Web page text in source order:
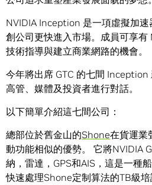
NVIDIA Inception 是一項虛擬加
創公司更快進入市場。成員可享有
技術指導與建立商業網路的機會。
今年將出席 GTC 的七間
高管、媒體及投資者進行對話。
以下簡單介紹這七間公司：
總部位於舊金山的Shone在貨運業
動功能相似的優勢。 它將NVIDIA
納，雷達，GPS和AIS，這是一種
快速處理Shone定制算法的TB級